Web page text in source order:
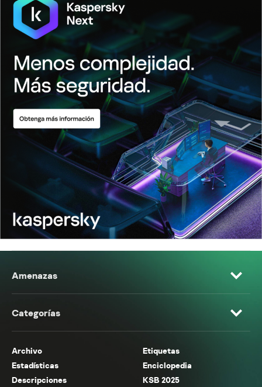
Amenazas
Categorías
Archivo
Etiquetas
Estadísticas
Enciclopedia
Descripciones
KSB 2025